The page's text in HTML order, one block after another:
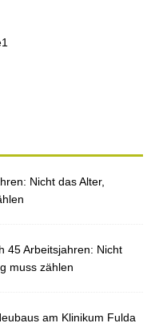
Nicht das Alter,
45 Arbeitsjahren: Nicht
muss zählen
am Klinikum Fulda